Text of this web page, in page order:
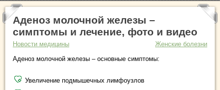
Аденоз молочной железы –
симптомы и лечение, фото и видео
Новости медицины
Женские болезни
Аденоз молочной железы – основные симптомы:
Увеличение подмышечных лимфоузлов